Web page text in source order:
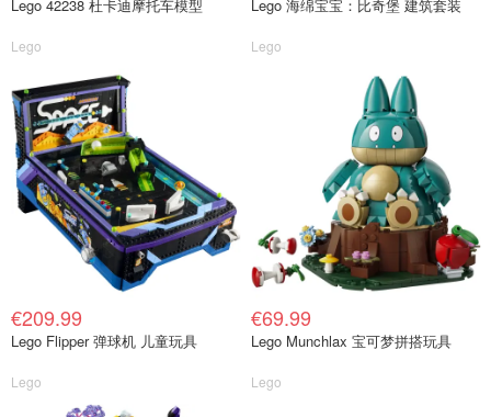
Lego 42238 杜卡迪摩托车模型
Lego
Lego 海绵宝宝：比奇堡 建筑套装
Lego
€209.99
Lego Flipper 弹球机 儿童玩具
Lego
€69.99
Lego Munchlax 宝可梦拼搭玩具
Lego